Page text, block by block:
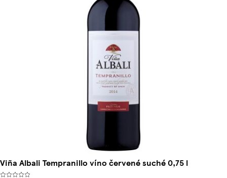
Viña Albali Tempranillo víno červené suché 0,75 l